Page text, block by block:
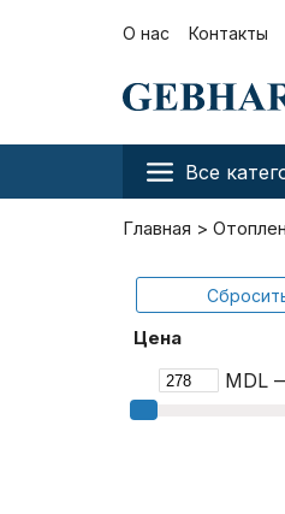
О нас Контакты
Все
Главная
Цена
MDL